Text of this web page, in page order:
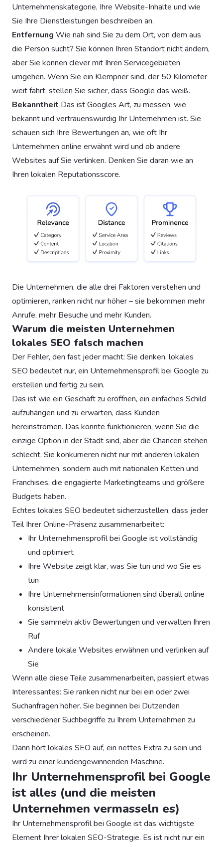
Unternehmenskategorie, Ihre Website-Inhalte und wie
Sie Ihre Dienstleistungen beschreiben an.
Entfernung Wie nah sind Sie zu dem Ort, von dem aus
die Person sucht? Sie können Ihren Standort nicht ändern,
aber Sie können clever mit Ihren Servicegebieten
umgehen. Wenn Sie ein Klempner sind, der 50 Kilometer
weit fährt, stellen Sie sicher, dass Google das weiß.
Bekanntheit Das ist Googles Art, zu messen, wie
bekannt und vertrauenswürdig Ihr Unternehmen ist. Sie
schauen sich Ihre Bewertungen an, wie oft Ihr
Unternehmen online erwähnt wird und ob andere
Websites auf Sie verlinken. Denken Sie daran wie an
Ihren lokalen Reputationsscore.
Die Unternehmen, die alle drei Faktoren verstehen und
optimieren, ranken nicht nur höher – sie bekommen mehr
Anrufe, mehr Besuche und mehr Kunden.
Warum die meisten Unternehmen
lokales SEO falsch machen
Der Fehler, den fast jeder macht: Sie denken, lokales
SEO bedeutet nur, ein Unternehmensprofil bei Google zu
erstellen und fertig zu sein.
Das ist wie ein Geschäft zu eröffnen, ein einfaches Schild
aufzuhängen und zu erwarten, dass Kunden
hereinströmen. Das könnte funktionieren, wenn Sie die
einzige Option in der Stadt sind, aber die Chancen stehen
schlecht. Sie konkurrieren nicht nur mit anderen lokalen
Unternehmen, sondern auch mit nationalen Ketten und
Franchises, die engagierte Marketingteams und größere
Budgets haben.
Echtes lokales SEO bedeutet sicherzustellen, dass jeder
Teil Ihrer Online-Präsenz zusammenarbeitet:
Ihr Unternehmensprofil bei Google ist vollständig
und optimiert
Ihre Website zeigt klar, was Sie tun und wo Sie es
tun
Ihre Unternehmensinformationen sind überall online
konsistent
Sie sammeln aktiv Bewertungen und verwalten Ihren
Ruf
Andere lokale Websites erwähnen und verlinken auf
Sie
Wenn alle diese Teile zusammenarbeiten, passiert etwas
Interessantes: Sie ranken nicht nur bei ein oder zwei
Suchanfragen höher. Sie beginnen bei Dutzenden
verschiedener Suchbegriffe zu Ihrem Unternehmen zu
erscheinen.
Dann hört lokales SEO auf, ein nettes Extra zu sein und
wird zu einer kundengewinnenden Maschine.
Ihr Unternehmensprofil bei Google
ist alles (und die meisten
Unternehmen vermasseln es)
Ihr Unternehmensprofil bei Google ist das wichtigste
Element Ihrer lokalen SEO-Strategie. Es ist nicht nur ein